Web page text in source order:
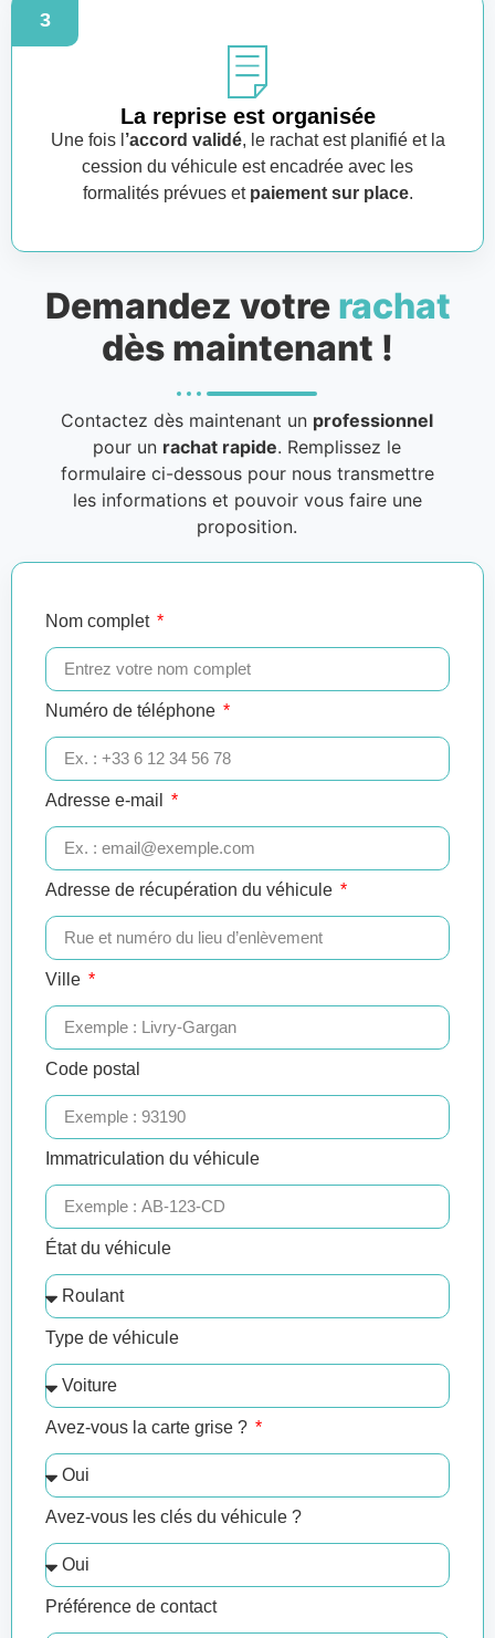
3
La reprise est organisée
Une fois l ’accord validé, le rachat est planifié et la
cession du véhicule est encadrée avec les
formalités prévues et paiement sur place.
Demandez votre rachat
dès maintenant !
Contactez dès maintenant un professionnel
pour un rachat rapide. Remplissez le
formulaire ci-dessous pour nous transmettre
les informations et pouvoir vous faire une
proposition.
Nom complet
Numéro de téléphone
Adresse e-mail
Adresse de récupération du véhicule
Ville
Code postal
Immatriculation du véhicule
État du véhicule
Type de véhicule
Avez-vous la carte grise ?
Avez-vous les clés du véhicule ?
Préférence de contact